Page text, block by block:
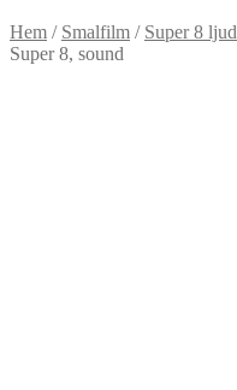
Hem / Smalfilm / Super 8 ljud
Super 8, sound